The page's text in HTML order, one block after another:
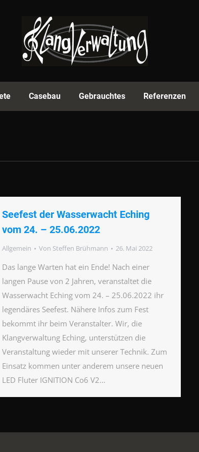
Casebau Gebrauchtes Referenzen
Seefest der Wasserwacht Eching
vom 24. – 25.06.2022
Allgemein Von Steffen Brühmann 26. Mai 2022
Das lange Warten hat ein Ende! Nach einer
langen Pause von 2 Jahren, veranstaltet die
Wasserwacht Eching vom 24. – 25.06.2022 ihr
legendäres Seefest. Nähere Infos zum Fest
bekommt ihr beim Veranstalter. Wir, die
Klangverwaltung Eching, unterstützen die
Veranstaltung wieder mit unserer Technik. Zum
Einsatz kommen unter anderem unsere neuen
LED Fluter IGNITION Co6 V2…
Equipment